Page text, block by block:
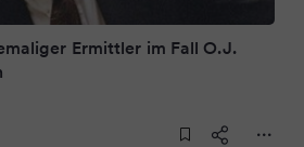
Ermittler im Fall O.J.